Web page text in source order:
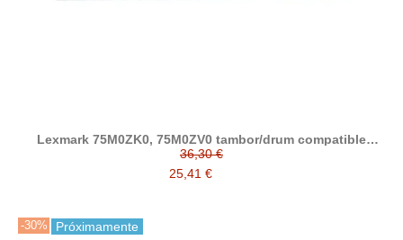
Lexmark 75M0ZK0, 75M0ZV0 tambor/drum compatible
(CS531,CS632,CS639,CX532,CX635,C2335,XC2335)
36,30 €
25,41 €
-30% Próximamente